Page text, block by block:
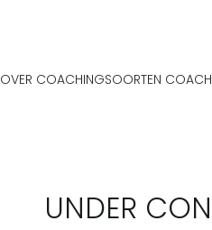
OVER COACHINGSOORTEN
UNDER